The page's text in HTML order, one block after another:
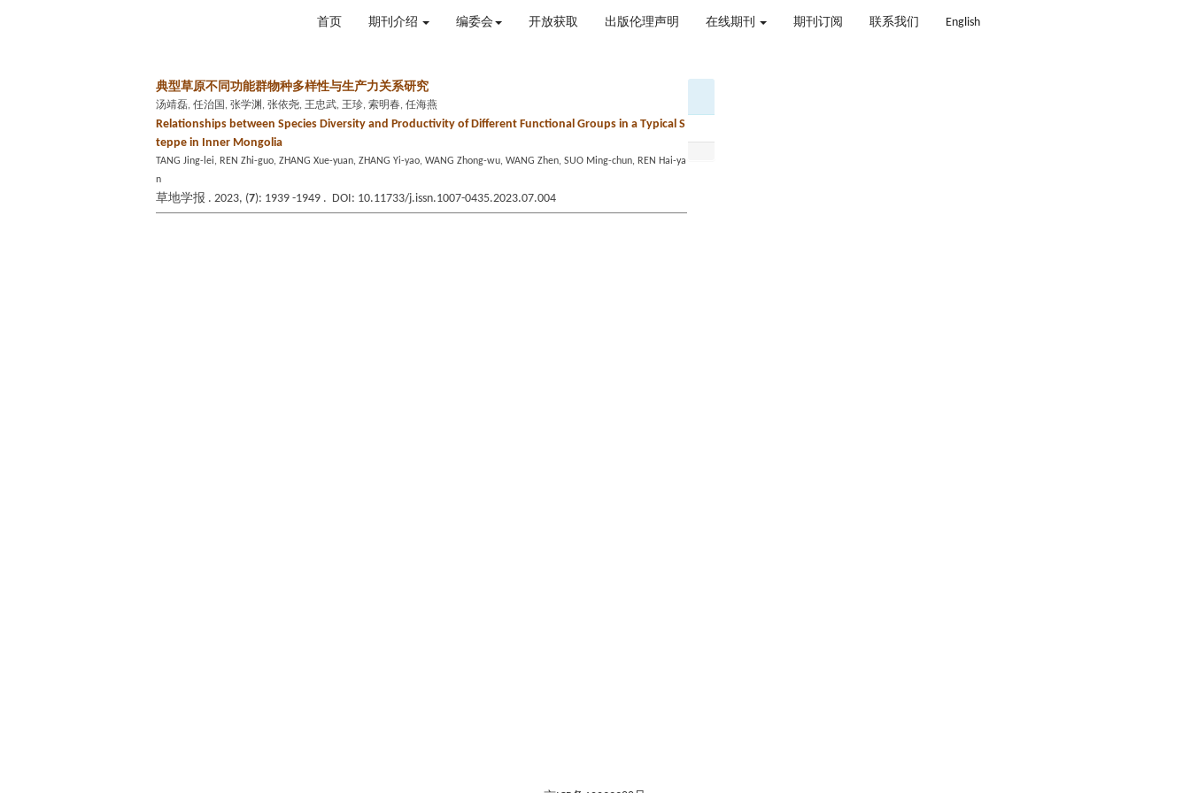
首页 期刊介绍 编委会 开放获取 出版伦理声明 在线期刊 期刊订阅 联系我们 English
典型草原不同功能群物种多样性与生产力关系研究
汤靖磊, 任治国, 张学渊, 张依尧, 王忠武, 王珍, 索明春, 任海燕
Relationships between Species Diversity and Productivity of Different Functional Groups in a Typical S
teppe in Inner Mongolia
TANG Jing-lei, REN Zhi-guo, ZHANG Xue-yuan, ZHANG Yi-yao, WANG Zhong-wu, WANG Zhen, SUO Ming-chun, REN Hai-ya
n
草地学报 . 2023, (7): 1939 -1949 . DOI: 10.11733/j.issn.1007-0435.2023.07.004